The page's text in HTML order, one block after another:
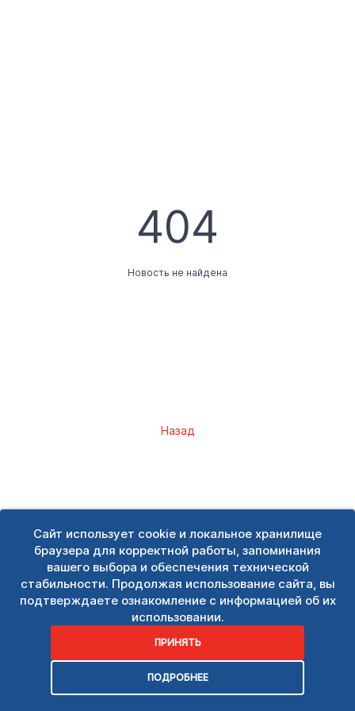
Сайт использует cookie и локальное хранилище
браузера для корректной работы, запоминания
вашего выбора и обеспечения технической
стабильности. Продолжая использование сайта, вы
подтверждаете ознакомление с информацией об их
использовании.
ПРИНЯТЬ
ПОДРОБНЕЕ
404
Новость не найдена
Назад